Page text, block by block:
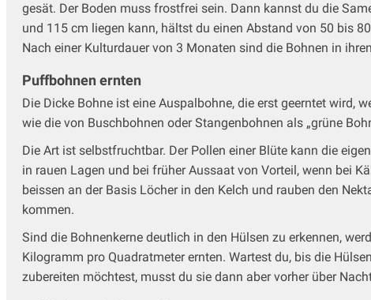
gesät. Der Boden muss frostfrei sein. Dann kannst du die
und 115 cm liegen kann, hältst du einen Abstand von 50 bis
Nach einer Kulturdauer von 3 Monaten sind die Bohnen in
Puffbohnen ernten
Die Dicke Bohne ist eine Auspalbohne, die erst geerntet wird,
wie die von Buschbohnen oder Stangenbohnen als „grüne
Die Art ist selbstfruchtbar. Der Pollen einer Blüte kann die
in rauen Lagen und bei früher Aussaat von Vorteil, wenn bei
beissen an der Basis Löcher in den Kelch und rauben den
kommen.
Sind die Bohnenkerne deutlich in den Hülsen zu erkennen,
Kilogramm pro Quadratmeter ernten. Wartest du, bis die
zubereiten möchtest, musst du sie dann aber vorher über